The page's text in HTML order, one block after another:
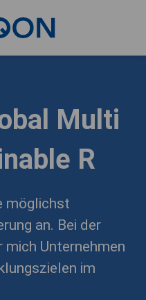
Multi
R
möglichst
an. Bei der
Unternehmen
im